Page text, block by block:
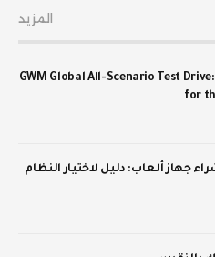
المزيد
GWM Global All-Scenario Test
for
جهاز ألعاب: دليل لاختيار النظام